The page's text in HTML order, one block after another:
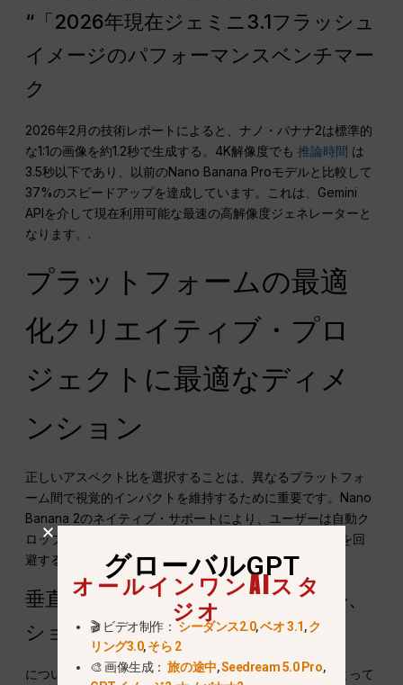
“「2026年現在ジェミニ3.1フラッシュ
イメージのパフォーマンスベンチマー
ク
2026年2月の技術レポートによると、ナノ・バナナ2は標準的
な1:1の画像を約1.2秒で生成する。4K解像度でも推論時間 は
3.5秒以下であり、以前のNano Banana Proモデルと比較して
37%のスピードアップを達成しています。これは、Gemini
APIを介して現在利用可能な最速の高解像度ジェネレーターと
なります。.
プラットフォームの最適
化クリエイティブ・プロ
ジェクトに最適なディメ
ンション
正しいアスペクト比を選択することは、異なるプラットフォ
ーム間で視覚的インパクトを維持するために重要です。Nano
Banana 2のネイティブ・サポートにより、ユーザーは自動ク
ロップ・ツールでしばしば生じる「デッド・スペース」を回
避することができます。.
垂直の卓越性9:16のTikTok、リール、
ショーツ
について9:16の比率は、短編動画プラットフォームにとって
グローバルGPT
オールインワンAIスタ
ジオ
🎬 ビデオ制作：シーダンス2.0,ベオ 3.1,ク
リング3.0,そら 2
🎨 画像生成：旅の途中,Seedream 5.0 Pro,